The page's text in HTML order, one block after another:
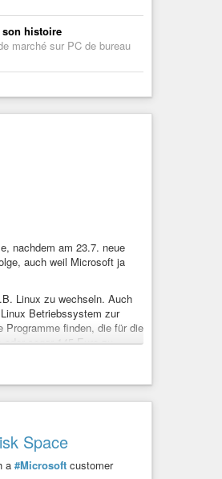
son histoire
marché sur PC de bureau
nachdem am 23.7. neue
auch weil Microsoft ja
Linux zu wechseln. Auch
Betriebssystem zur
finden, die für die
sogar 145 Euro zu
#Datenskandale
Space
a #Microsoft customer